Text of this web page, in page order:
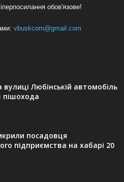
обов'язове!
vbuskcom@gmail.com
вулиці Любінській автомобіль
пішохода
посадовця
підприємства на хабарі 20